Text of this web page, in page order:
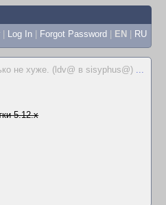
| Log In | Forgot Password | EN | RU
не хуже. (ldv@ в sisyphus@) ...
5.12.x